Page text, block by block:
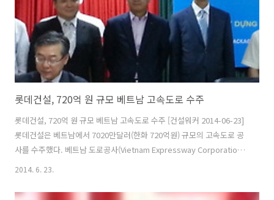
롯데건설, 720억 원 규모 베트남 고속도로 수주
롯데건설, 720억 원 규모 베트남 고속도로 수주 [건설워커 2014-06-23]
롯데건설은 베트남에서 7020만달러(한화 720억원) 규모의 고속도로 공
사를 수주했다. 베트남 도로공사(Vietnam Expressway Corporation)
잇는 총 연장 약 140Km의 신규 고속도로를 건설하는 사업이다. 이 고속
2014. 6. 23.